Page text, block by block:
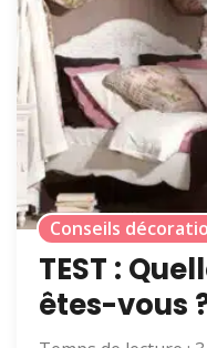
Conseils
TEST :
êtes-vous